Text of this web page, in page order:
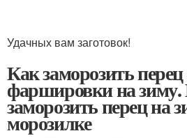
Удачных вам заготовок!
Как заморозить
фаршировки на
заморозить перец на
морозилке